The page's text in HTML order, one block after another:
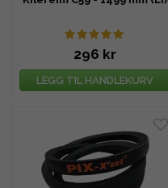
296 kr
LEGG TIL HANDLEKURV